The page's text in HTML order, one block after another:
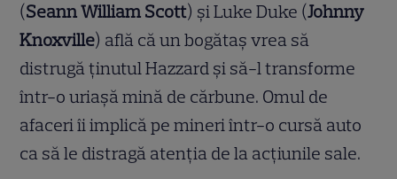
(Seann William Scott) şi Luke Duke (Johnny
Knoxville) află că un bogătaş vrea să
distrugă ţinutul Hazzard şi să-l transforme
într-o uriaşă mină de cărbune. Omul de
afaceri îi implică pe mineri într-o cursă auto
ca să le distragă atenţia de la acţiunile sale.